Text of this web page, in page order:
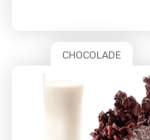
CHOCOLADE